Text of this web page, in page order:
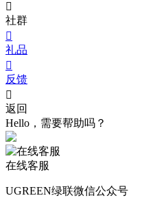

社群

礼品

反馈

返回
Hello，需要帮助吗？
在线客服
UGREEN绿联微信公众号